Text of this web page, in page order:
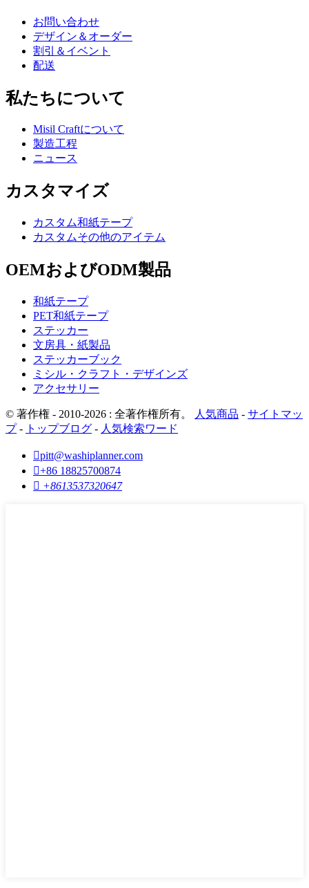
お問い合わせ
デザイン＆オーダー
割引＆イベント
配送
私たちについて
Misil Craftについて
製造工程
ニュース
カスタマイズ
カスタム和紙テープ
カスタムその他のアイテム
OEMおよびODM製品
和紙テープ
PET和紙テープ
ステッカー
文房具・紙製品
ステッカーブック
ミシル・クラフト・デザインズ
アクセサリー
© 著作権 - 2010-2026 : 全著作権所有。 人気商品 - サイトマッ
プ- トップブログ - 人気検索ワード
pitt@washiplanner.com
+86 18825700874
 +8613537320647